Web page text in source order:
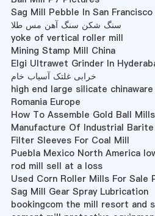
Sag Mill Pebble In San Francisco
سنگ شکن سنگ آهن مس طلا
yoke of vertical roller mill
Mining Stamp Mill China
Elgi Ultrawet Grinder In
خرابی غلتک آسیاب خام
high end large silicate
Romania Europe
How To Assemble Gold Ball Mills
Manufacture Of Industrial Barite
Filter Sleeves For Coal Mill
Puebla Mexico North America
rod mill sell at a loss
Used Corn Roller Mills For Sale
Sag Mill Gear Spray Lubrication
bookingcom the mill resort and